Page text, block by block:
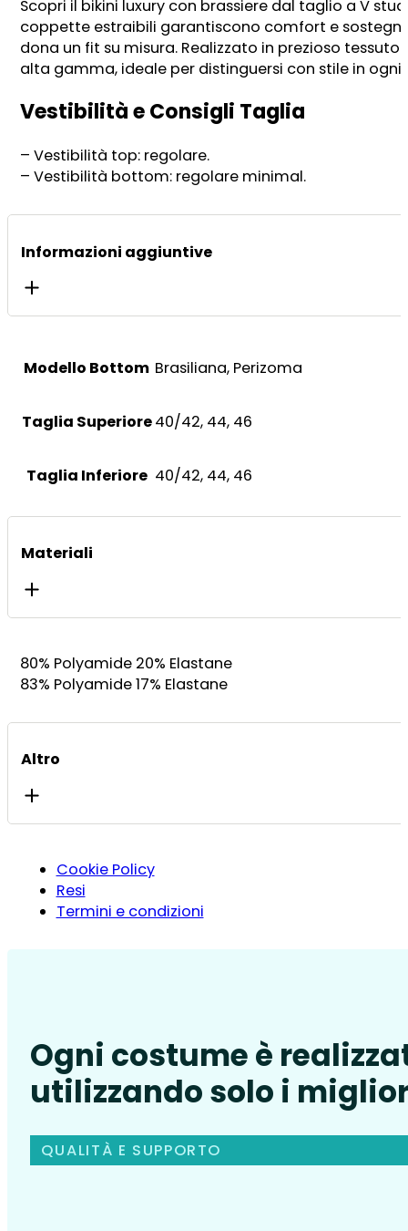
Scopri il bikini luxury con brassiere dal taglio a V
coppette estraibili garantiscono comfort e
dona un fit su misura. Realizzato in prezioso
alta gamma, ideale per distinguersi con stile in
Vestibilità e Consigli Taglia
– Vestibilità top: regolare.
– Vestibilità bottom: regolare minimal.
Informazioni aggiuntive
Modello Bottom Brasiliana, Perizoma
Taglia Superiore40/42, 44, 46
Taglia Inferiore 40/42, 44, 46
Materiali
80% Polyamide 20% Elastane
83% Polyamide 17% Elastane
Altro
Cookie Policy
Resi
Termini e condizioni
Ogni costume è
utilizzando solo i
QUALITÀ E SUPPORTO